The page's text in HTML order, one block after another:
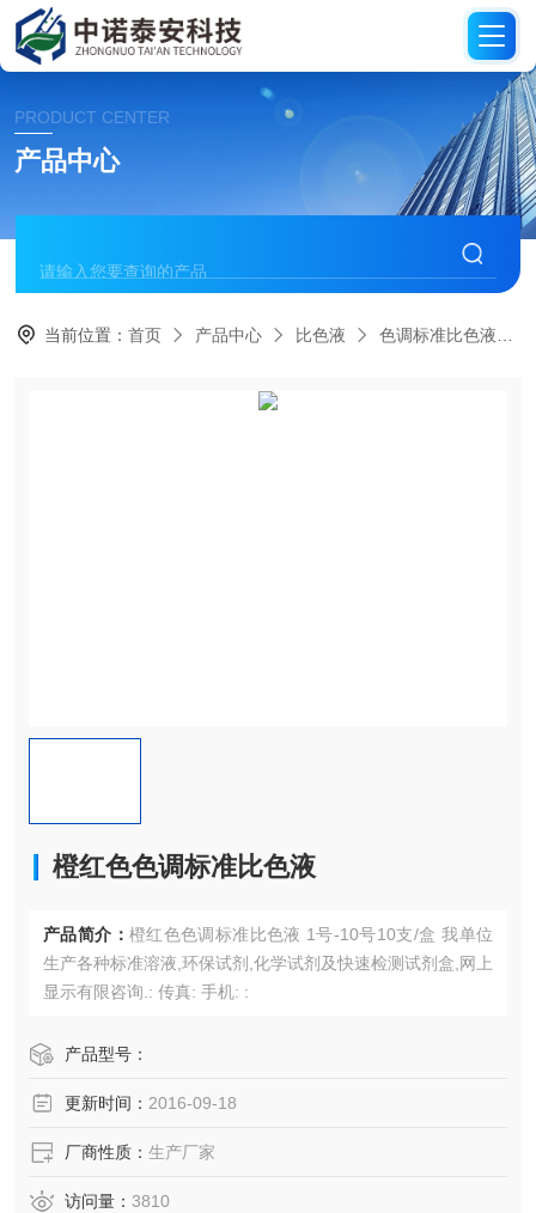
PRODUCT CENTER
产品中心
当前位置：首页 产品中心 比色液 色调标准比色液
橙红色色调标准比色液
产品简介： 橙红色色调标准比色液 1号-10号10支/盒 我单位
生产各种标准溶液,环保试剂,化学试剂及快速检测试剂盒,网上
显示有限咨询.: 传真: 手机: :
产品型号：
更新时间： 2016-09-18
厂商性质： 生产厂家
访问量： 3810